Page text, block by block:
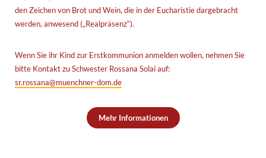
den Zeichen von Brot und Wein, die in der Eucharistie dargebracht
werden, anwesend („Realpräsenz“).
Wenn Sie ihr Kind zur Erstkommunion anmelden wollen, nehmen Sie
bitte Kontakt zu Schwester Rossana Solai auf:
sr.rossana@muenchner-dom.de
Mehr Informationen